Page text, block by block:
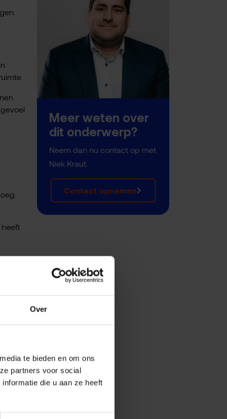
Over
te bieden en om ons
partners voor social
die u aan ze heeft
Meer weten over
dit onderwerp?
Neem dan nu contact op met
Niek Kraut.
Contact opnemen